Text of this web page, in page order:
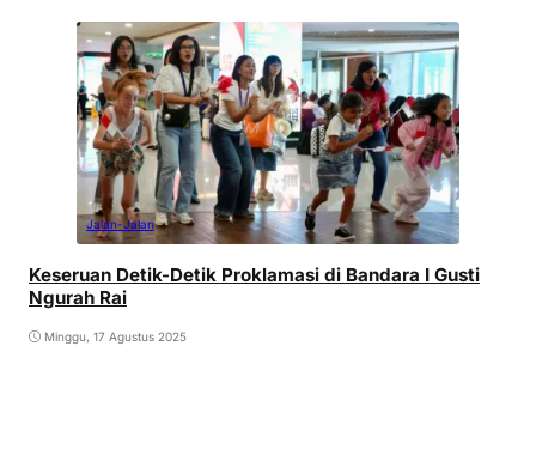
Jalan-Jalan
Keseruan Detik-Detik Proklamasi di Bandara I Gusti
Ngurah Rai
Minggu, 17 Agustus 2025